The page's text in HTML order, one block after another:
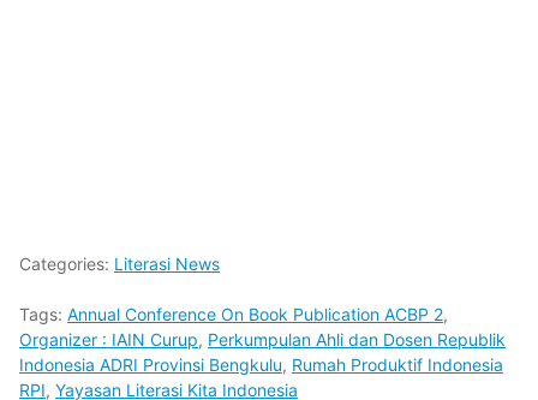
Categories: Literasi News
Tags: Annual Conference On Book Publication ACBP 2,
Organizer : IAIN Curup, Perkumpulan Ahli dan Dosen Republik
Indonesia ADRI Provinsi Bengkulu, Rumah Produktif Indonesia
RPI, Yayasan Literasi Kita Indonesia